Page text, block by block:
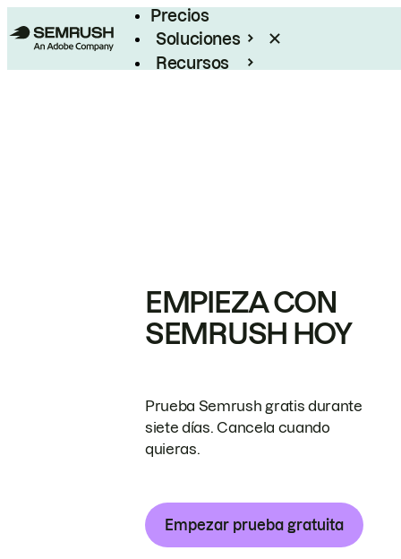
Precios
Soluciones
Recursos
EMPIEZA CON
SEMRUSH HOY
Prueba Semrush gratis durante
siete días. Cancela cuando
quieras.
Empezar prueba gratuita